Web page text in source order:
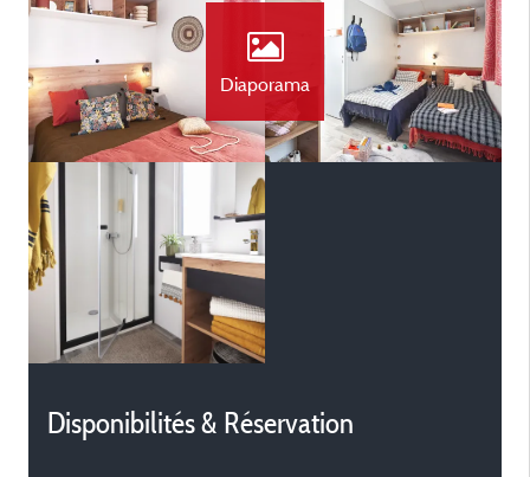
Diaporama
Disponibilités & Réservation